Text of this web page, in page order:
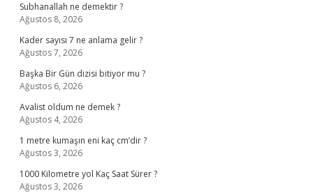
Subhanallah ne demektir ?
Ağustos 8, 2026
Kader sayısı 7 ne anlama gelir ?
Ağustos 7, 2026
Başka Bir Gün dizisi bitiyor mu ?
Ağustos 6, 2026
Avalist oldum ne demek ?
Ağustos 4, 2026
1 metre kumaşın eni kaç cm’dir ?
Ağustos 3, 2026
1000 Kilometre yol Kaç Saat Sürer ?
Ağustos 3, 2026